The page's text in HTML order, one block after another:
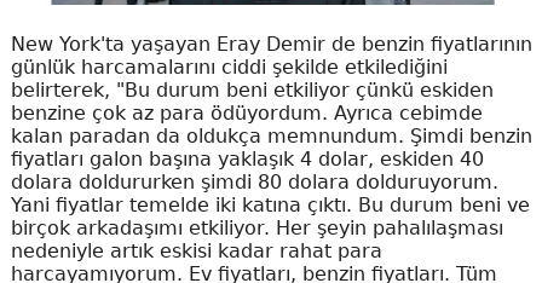
New York'ta yaşayan Eray Demir de benzin fiyatlarının
günlük harcamalarını ciddi şekilde etkilediğini
belirterek, "Bu durum beni etkiliyor çünkü eskiden
benzine çok az para ödüyordum. Ayrıca cebimde
kalan paradan da oldukça memnundum. Şimdi benzin
fiyatları galon başına yaklaşık 4 dolar, eskiden 40
dolara doldururken şimdi 80 dolara dolduruyorum.
Yani fiyatlar temelde iki katına çıktı. Bu durum beni ve
birçok arkadaşımı etkiliyor. Her şeyin pahalılaşması
nedeniyle artık eskisi kadar rahat para
harcayamıyorum. Ev fiyatları, benzin fiyatları. Tüm